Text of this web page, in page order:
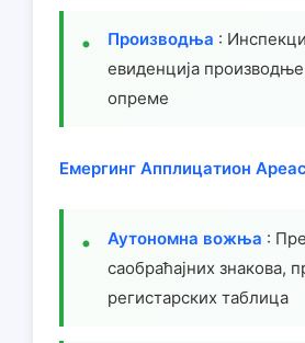
Производња :
евиденција
опреме
Емергинг Апплицатион
Аутономна вожња :
саобраћајних знакова,
регистарских таблица